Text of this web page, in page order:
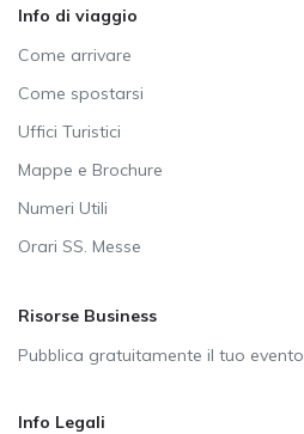
Info di viaggio
Come arrivare
Come spostarsi
Uffici Turistici
Mappe e Brochure
Numeri Utili
Orari SS. Messe
Risorse Business
Pubblica gratuitamente il tuo evento
Info Legali